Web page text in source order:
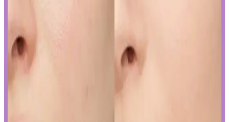
Yapay Zeka ile Kozmetik Sektöründe Yenilikler ve
Sunduğu Faydalar
deneyimine kadar birçok alanda devrim yaratıyor. Sürdürülebilirlik